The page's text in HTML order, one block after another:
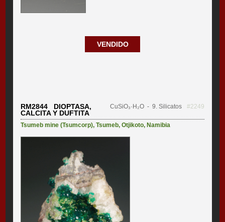
VENDIDO
RM2844 DIOPTASA,
CALCITA Y DUFTITA
CuSiO₃·H₂O- 9. Silicatos #2249
Tsumeb mine (Tsumcorp),Tsumeb,Otjikoto, Namibia